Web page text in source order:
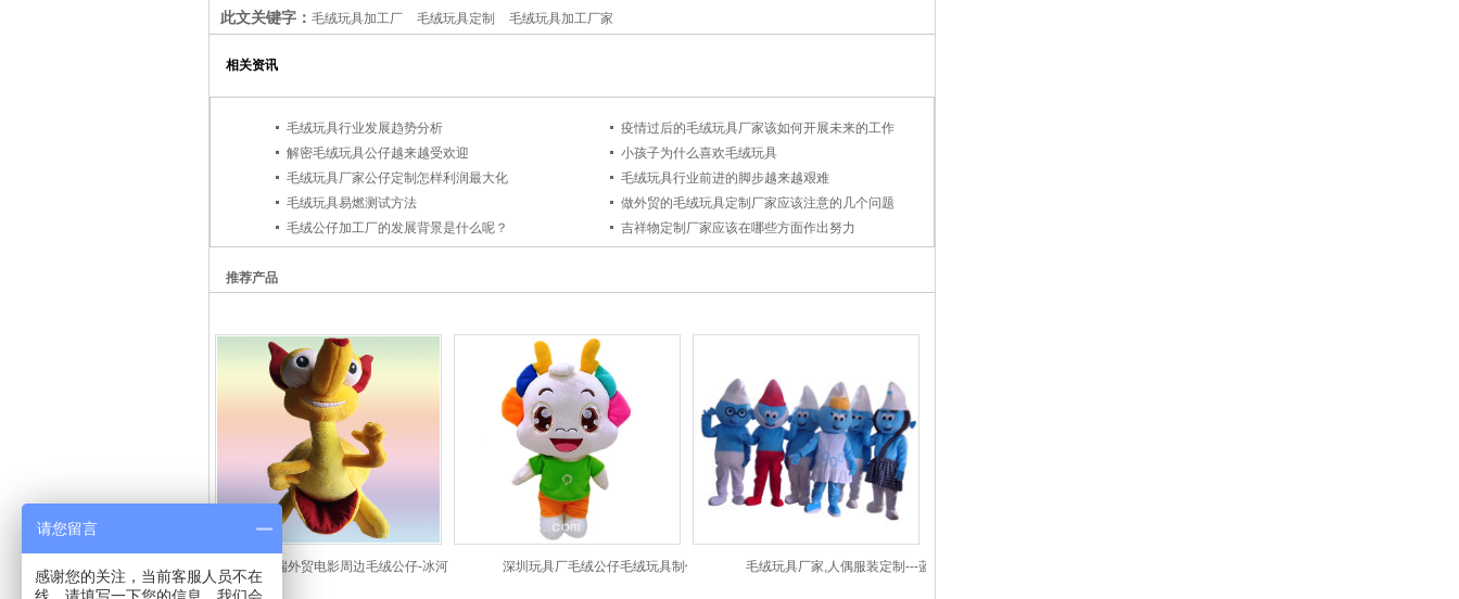
此文关键字： 毛绒玩具加工厂 毛绒玩具定制 毛绒玩具加工厂家
相关资讯
毛绒玩具行业发展趋势分析
疫情过后的毛绒玩具厂家该如何开展未来的工作
解密毛绒玩具公仔越来越受欢迎
小孩子为什么喜欢毛绒玩具
毛绒玩具厂家公仔定制怎样利润最大化
毛绒玩具行业前进的脚步越来越艰难
毛绒玩具易燃测试方法
做外贸的毛绒玩具定制厂家应该注意的几个问题
毛绒公仔加工厂的发展背景是什么呢？
吉祥物定制厂家应该在哪些方面作出努力
推荐产品
高端外贸电影周边毛绒公仔-冰河世纪松 深圳玩具厂毛绒公仔毛绒玩具制作小龙 毛绒玩具厂家,人偶服装定制---蓝精灵
请您留言
感谢您的关注，当前客服人员不在